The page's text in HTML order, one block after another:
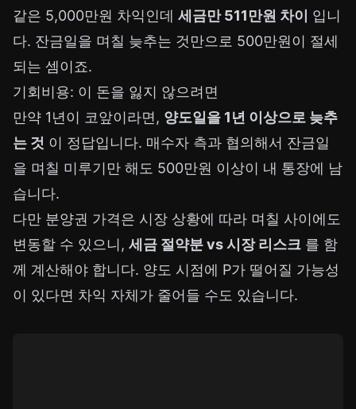
같은 5,000만원 차익인데 세금만 511만원 차이
입니
다. 잔금일을 며칠 늦추는 것만으로 500만원이 절세
되는 셈이죠.
기회비용: 이 돈을 잃지 않으려면
만약 1년이 코앞이라면, 양도일을 1년 이상으로 늦추
는 것 이 정답입니다. 매수자 측과 협의해서 잔금일
을 며칠 미루기만 해도 500만원 이상이 내 통장에 남
습니다.
다만 분양권 가격은 시장 상황에 따라 며칠 사이에도
변동할 수 있으니, 세금 절약분 vs 시장 리스크 를 함
께 계산해야 합니다. 양도 시점에 P가 떨어질 가능성
이 있다면 차익 자체가 줄어들 수도 있습니다.